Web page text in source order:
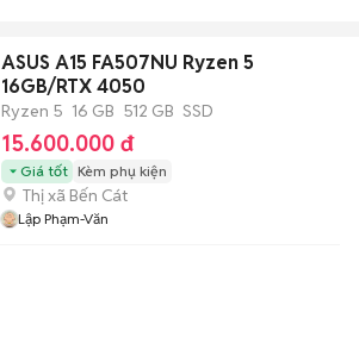
ASUS A15 FA507NU Ryzen 5
16GB/RTX 4050
Ryzen 5 16 GB 512 GB SSD
15.600.000 đ
Giá tốt Kèm phụ kiện
Thị xã Bến Cát
Lập Phạm-Văn